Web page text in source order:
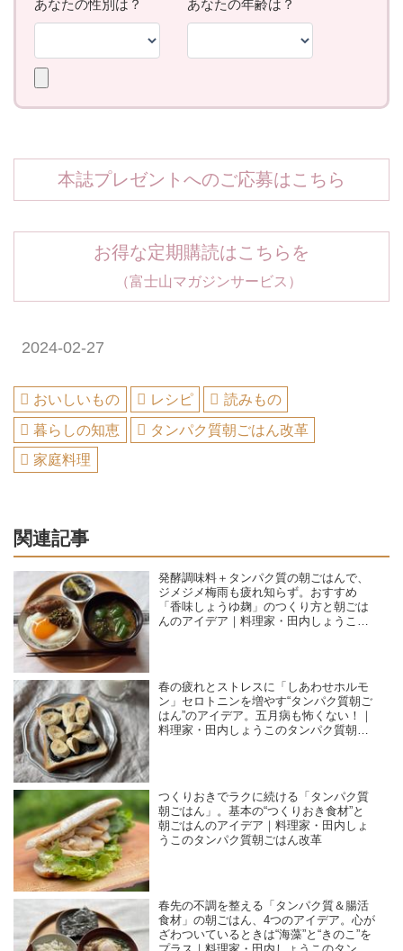
本誌プレゼントへのご応募はこちら
お得な定期購読はこちらを
（富士山マガジンサービス）
2024-02-27
おいしいもの レシピ
読みもの
暮らしの知恵
タンパク質朝ごはん改革
家庭料理
関連記事
発酵調味料＋タンパク質の朝ごはんで、
ジメジメ梅雨も疲れ知らず。おすすめ
「香味しょうゆ麹」のつくり方と朝ごは
んのアイデア｜料理家・田内しょうこの
春の疲れとストレスに「しあわせホルモ
ン」セロトニンを増やす“タンパク質朝ご
はん”のアイデア。五月病も怖くない！｜
料理家・田内しょうこのタンパク質朝ご
つくりおきでラクに続ける「タンパク質
朝ごはん」。基本の“つくりおき食材”と
朝ごはんのアイデア｜料理家・田内しょ
うこのタンパク質朝ごはん改革
春先の不調を整える「タンパク質＆腸活
食材」の朝ごはん、4つのアイデア。心が
ざわついているときは“海藻”と“きのこ”を